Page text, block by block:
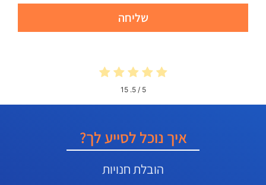
שליחה
5
/ 5.
15
איך נוכל לסייע לך?
הובלת חנויות